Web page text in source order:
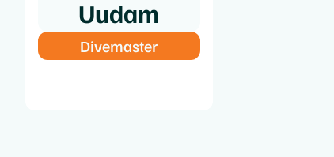
Uudam
Divemaster